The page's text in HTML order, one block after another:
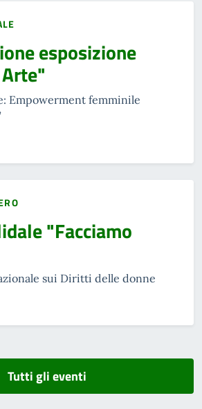
esposizione
Empowerment femminile
"Facciamo
sui Diritti delle donne
Tutti gli eventi